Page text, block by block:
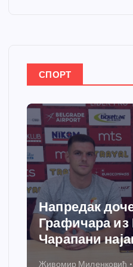
СПОРТ
Напредак
Графичара из
Чарапани
Живомир Миленковић